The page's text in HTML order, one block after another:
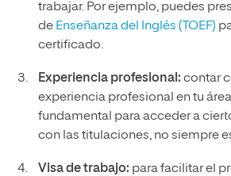
trabajar. Por ejemplo, puedes
de Enseñanza del Inglés (TOEF)
certificado.
Experiencia profesional: contar
experiencia profesional en tu
fundamental para acceder a
con las titulaciones, no siempre
Visa de trabajo: para facilitar el